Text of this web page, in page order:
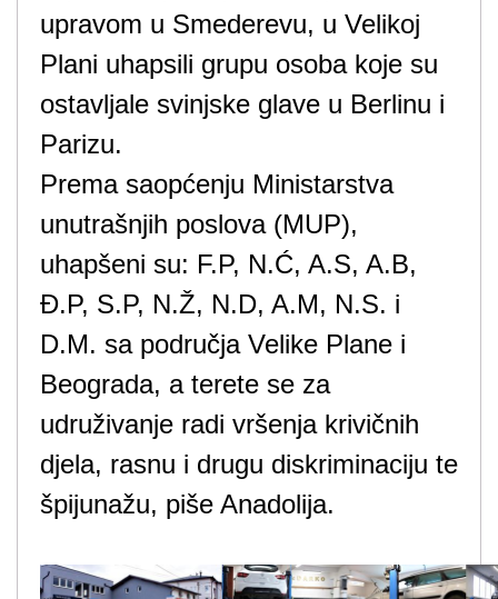
upravom u Smederevu, u Velikoj
Plani uhapsili grupu osoba koje su
ostavljale svinjske glave u Berlinu i
Parizu.
Prema saopćenju Ministarstva
unutrašnjih poslova (MUP),
uhapšeni su: F.P, N.Ć, A.S, A.B,
Đ.P, S.P, N.Ž, N.D, A.M, N.S. i
D.M. sa područja Velike Plane i
Beograda, a terete se za
udruživanje radi vršenja krivičnih
djela, rasnu i drugu diskriminaciju te
špijunažu, piše Anadolija.